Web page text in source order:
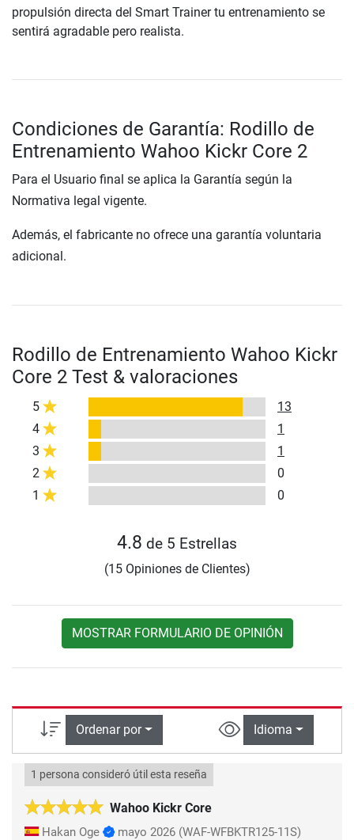
propulsión directa del Smart Trainer tu entrenamiento se
sentirá agradable pero realista.
Condiciones de Garantía: Rodillo de
Entrenamiento Wahoo Kickr Core 2
Para el Usuario final se aplica la Garantía según la
Normativa legal vigente.
Además, el fabricante no ofrece una garantía voluntaria
adicional.
Rodillo de Entrenamiento Wahoo Kickr
Core 2 Test & valoraciones
5
13
4
1
3
1
2
0
1
0
4.8 de 5 Estrellas
(15 Opiniones de Clientes)
MOSTRAR FORMULARIO DE OPINIÓN
Ordenar por Idioma
Wahoo Kickr Core
1 persona consideró útil esta reseña
Hakan Oge mayo 2026 (WAF-WFBKTR125-11S)